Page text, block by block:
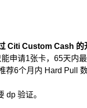
Citi Custom Cash 的
申请1张卡，65天内
荐6个月内 Hard Pull
dp 验证。